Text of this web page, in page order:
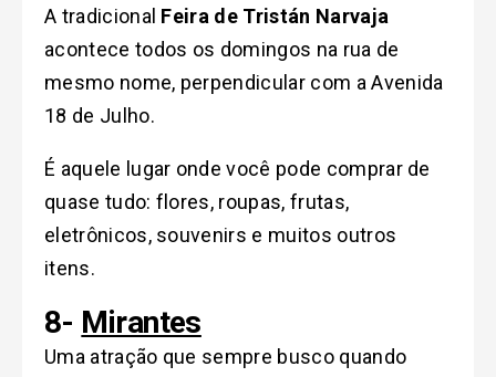
A tradicional Feira de Tristán Narvaja
acontece todos os domingos na rua de
mesmo nome, perpendicular com a Avenida
18 de Julho.
É aquele lugar onde você pode comprar de
quase tudo: flores, roupas, frutas,
eletrônicos, souvenirs e muitos outros
itens.
8- Mirantes
Uma atração que sempre busco quando